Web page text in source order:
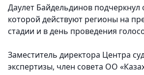
Даулет Байдельдинов подчеркнул
которой действуют регионы на
стадии и в день проведения
Заместитель директора Центра
экспертизы, член совета ОО